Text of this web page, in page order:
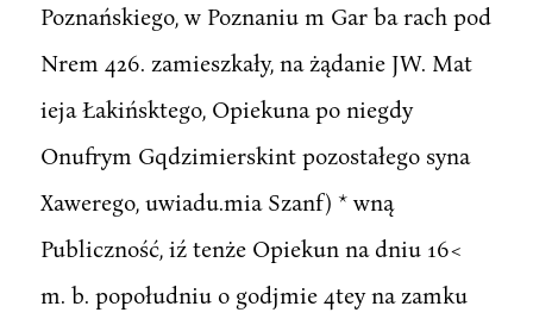
Poznańskiego, w Poznaniu m Gar ba rach pod
Nrem 426. zamieszkały, na żądanie JW. Mat
ieja Łakińsktego, Opiekuna po niegdy
Onufrym Gqdzimierskint pozostałego syna
Xawerego, uwiadu.mia Szanf) * wną
Publiczność, iź tenże Opiekun na dniu 16<
m. b. popołudniu o godjmie 4tey na zamku